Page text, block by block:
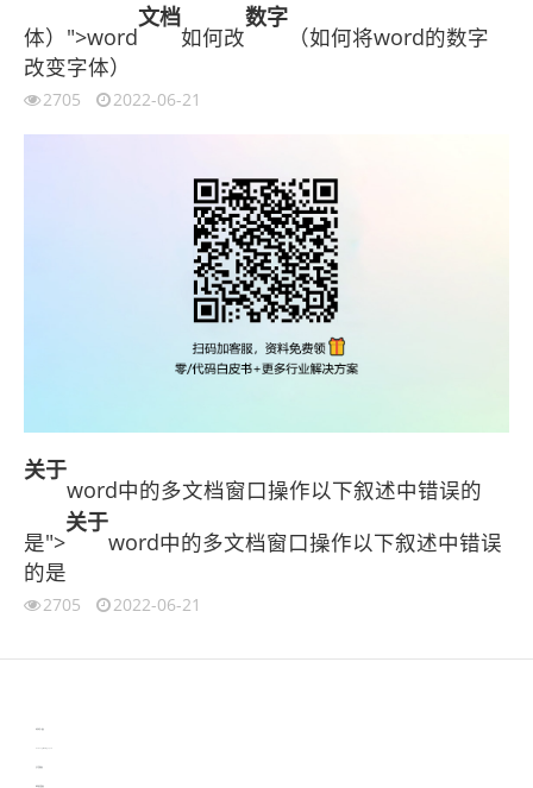
体）">word
文档
如何改
数字
（如何将word的数字
改变字体）
2705 2022-06-21
关于
word中的多文档窗口操作以下叙述中错误的
是">
关于
word中的多文档窗口操作以下叙述中错误
的是
2705 2022-06-21